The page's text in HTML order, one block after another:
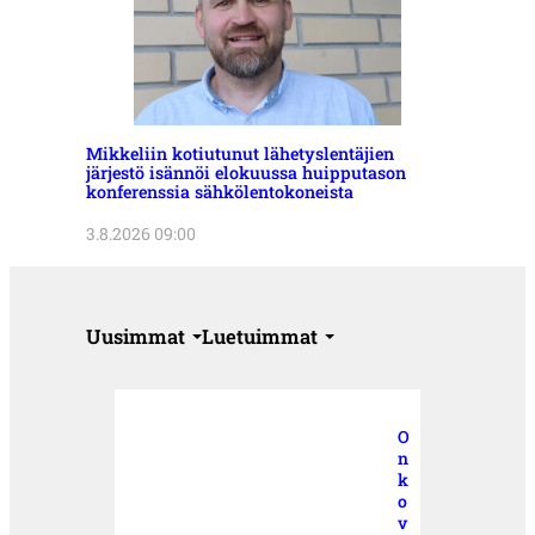
Mikkeliin kotiutunut lähetyslentäjien
järjestö isännöi elokuussa huipputason
konferenssia sähkölentokoneista
3.8.2026 09:00
Uusimmat Luetuimmat
O
n
k
o
v